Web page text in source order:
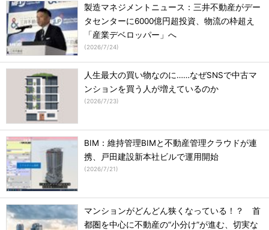
製造マネジメントニュース：三井不動産がデー
タセンターに6000億円超投資、物流の枠超え
「産業デベロッパー」へ
(2026/7/24)
人生最大の買い物なのに……なぜSNSで中古マ
ンションを買う人が増えているのか
(2026/7/23)
BIM：維持管理BIMと不動産管理クラウドが連
携、戸田建設新本社ビルで運用開始
(2026/7/21)
マンションがどんどん狭くなっている！？ 首
都圏を中心に不動産の“小分け”が進む、切実な